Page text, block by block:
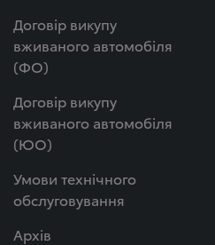
Договір викупу
вживаного автомобіля
(ФО)
Договір викупу
вживаного автомобіля
(ЮО)
Умови технічного
обслуговування
Архів